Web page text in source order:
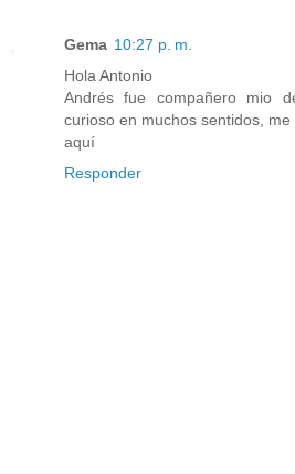
Gema 10:27 p. m.
Hola Antonio
Andrés fue compañero mio
curioso en muchos sentidos,
aquí
Responder